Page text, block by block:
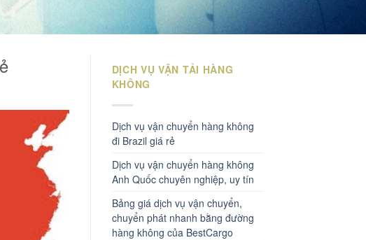
DỊCH VỤ VẬN TẢI HÀNG
KHÔNG
Dịch vụ vận chuyển hàng không
đi Brazil giá rẻ
Dịch vụ vận chuyển hàng không
Anh Quốc chuyên nghiệp, uy tín
Bảng giá dịch vụ vận chuyển,
chuyển phát nhanh bằng đường
hàng không của BestCargo